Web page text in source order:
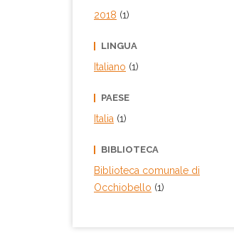
2018 (1)
LINGUA
Italiano (1)
PAESE
Italia (1)
BIBLIOTECA
Biblioteca comunale di
Occhiobello (1)